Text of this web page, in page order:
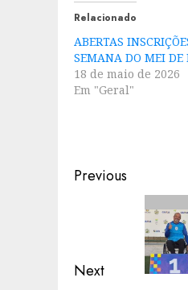
Relacionado
ABERTAS
SEMANA DO MEI DE
18 de maio de 2026
Em "Geral"
Post
navigation
Previous
Next